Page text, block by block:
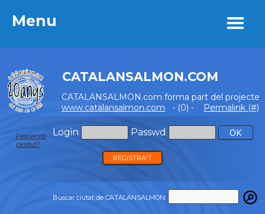
Menu
CATALANSALMON.COM
CATALANSALMON.com forma part del projecte
www.catalansalmon.com - (0) - Permalink (#)
Login Passwd
Password
perdut?
REGISTRA'T
Buscar ciutat de CATALANSALMON:
Menu